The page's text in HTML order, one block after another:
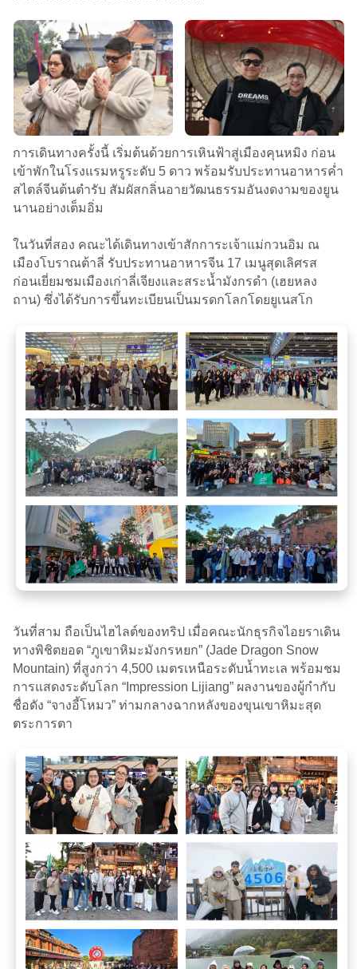
การเดินทางครั้งนี้ เริ่มต้นด้วยการเหินฟ้าสู่เมืองคุนหมิง ก่อน
เข้าพักในโรงแรมหรูระดับ 5 ดาว พร้อมรับประทานอาหารค่ำ
สไตล์จีนต้นตำรับ สัมผัสกลิ่นอายวัฒนธรรมอันงดงามของยูน
นานอย่างเต็มอิ่ม
ในวันที่สอง คณะได้เดินทางเข้าสักการะเจ้าแม่กวนอิม ณ
เมืองโบราณต้าลี่ รับประทานอาหารจีน 17 เมนูสุดเลิศรส
ก่อนเยี่ยมชมเมืองเก่าลี่เจียงและสระน้ำมังกรดำ (เฮยหลง
ถาน) ซึ่งได้รับการขึ้นทะเบียนเป็นมรดกโลกโดยยูเนสโก
วันที่สาม ถือเป็นไฮไลต์ของทริป เมื่อคณะนักธุรกิจไอยราเดิน
ทางพิชิตยอด “ภูเขาหิมะมังกรหยก” (Jade Dragon Snow
Mountain) ที่สูงกว่า 4,500 เมตรเหนือระดับน้ำทะเล พร้อมชม
การแสดงระดับโลก “Impression Lijiang” ผลงานของผู้กำกับ
ชื่อดัง “จางอี้โหมว” ท่ามกลางฉากหลังของขุนเขาหิมะสุด
ตระการตา